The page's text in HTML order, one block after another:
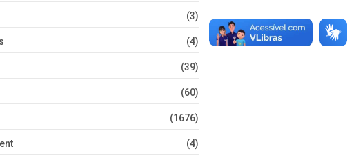
(3)
(4)
(39)
(60)
(1676)
(4)